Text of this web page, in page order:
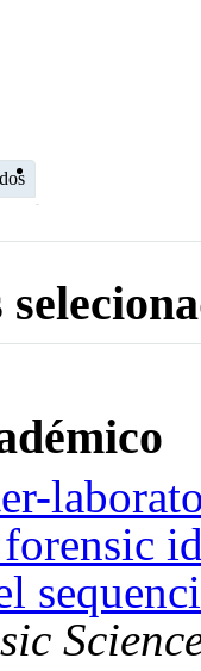
forensic